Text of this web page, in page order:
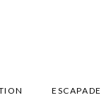
ESCAPADE